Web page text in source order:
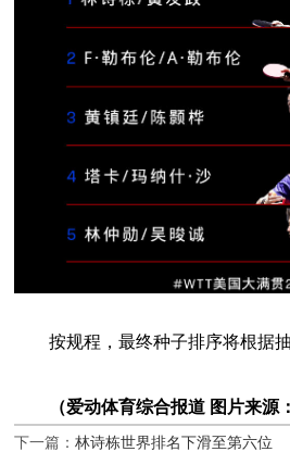
按规程，最终种子排序将根据抽
（爱动体育综合报道 图片来源：
下一篇：林诗栋世界排名下滑至第六位